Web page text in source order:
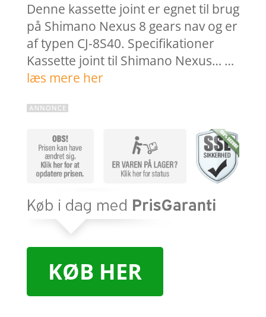
Denne kassette joint er egnet til brug
på Shimano Nexus 8 gears nav og er
af typen CJ-8S40. Specifikationer
Kassette joint til Shimano Nexus… …
læs mere her
KØB HER